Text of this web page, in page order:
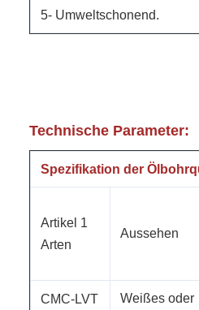
5- Umweltschonend.
Technische Parameter:
Spezifikation der
Artikel 1
Arten
Aussehen
CMC-LVT
Weißes oder